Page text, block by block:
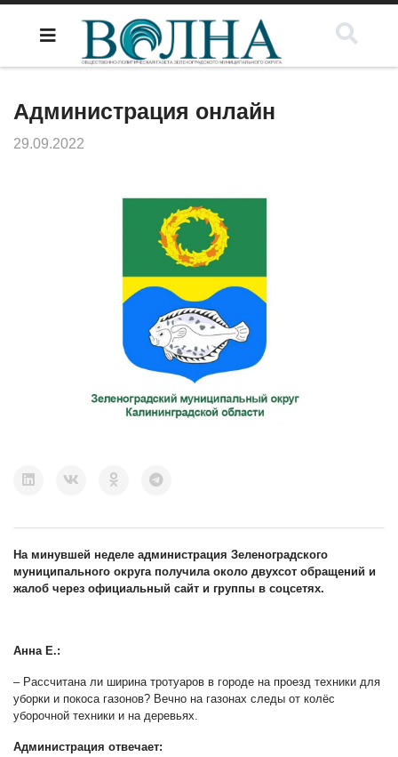
Администрация онлайн
29.09.2022
На минувшей неделе администрация Зеленоградского
муниципального округа получила около двухсот обращений и
жалоб через официальный сайт и группы в соцсетях.
Анна Е.:
– Рассчитана ли ширина тротуаров в городе на проезд техники для
уборки и покоса газонов? Вечно на газонах следы от колёс
уборочной техники и на деревьях.
Администрация отвечает: